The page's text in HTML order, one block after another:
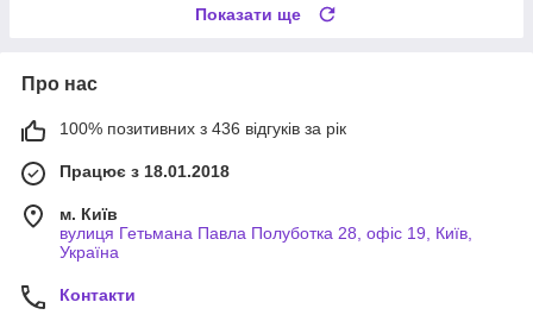
Показати ще
Про нас
100% позитивних з 436 відгуків за рік
Працює з 18.01.2018
м. Київ
вулиця Гетьмана Павла Полуботка 28, офіс 19, Київ,
Україна
Контакти